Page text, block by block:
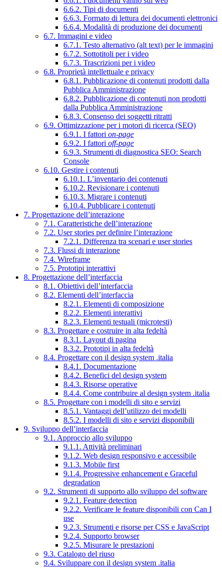
6.6.2. Tipi di documenti
6.6.3. Formato di lettura dei documenti elettronici
6.6.4. Modalità di produzione dei documenti
6.7. Immagini e video
6.7.1. Testo alternativo (alt text) per le immagini
6.7.2. Sottotitoli per i video
6.7.3. Trascrizioni per i video
6.8. Proprietà intellettuale e privacy
6.8.1. Pubblicazione di contenuti prodotti dalla
Pubblica Amministrazione
6.8.2. Pubblicazione di contenuti non prodotti
dalla Pubblica Amministrazione
6.8.3. Consenso dei soggetti ritratti
6.9. Ottimizzazione per i motori di ricerca (SEO)
6.9.1. I fattori on-page
6.9.2. I fattori off-page
6.9.3. Strumenti di diagnostica SEO: Search
Console
6.10. Gestire i contenuti
6.10.1. L’inventario dei contenuti
6.10.2. Revisionare i contenuti
6.10.3. Migrare i contenuti
6.10.4. Pubblicare i contenuti
7. Progettazione dell’interazione
7.1. Caratteristiche dell’interazione
7.2. User stories per definire l’interazione
7.2.1. Differenza tra scenari e user stories
7.3. Flussi di interazione
7.4. Wireframe
7.5. Prototipi interattivi
8. Progettazione dell’interfaccia
8.1. Obiettivi dell’interfaccia
8.2. Elementi dell’interfaccia
8.2.1. Elementi di composizione
8.2.2. Elementi interattivi
8.2.3. Elementi testuali (microtesti)
8.3. Progettare e costruire in alta fedeltà
8.3.1. Layout di pagina
8.3.2. Prototipi in alta fedeltà
8.4. Progettare con il design system .italia
8.4.1. Documentazione
8.4.2. Benefici del design system
8.4.3. Risorse operative
8.4.4. Come contribuire al design system .italia
8.5. Progettare con i modelli di sito e servizi
8.5.1. Vantaggi dell’utilizzo dei modelli
8.5.2. I modelli di sito e servizi disponibili
9. Sviluppo dell’interfaccia
9.1. Approccio allo sviluppo
9.1.1. Attività preliminari
9.1.2. Web design responsivo e accessibile
9.1.3. Mobile first
9.1.4. Progressive enhancement e Graceful
degradation
9.2. Strumenti di supporto allo sviluppo del software
9.2.1. Feature detection
9.2.2. Verificare le feature disponibili con Can I
use
9.2.3. Strumenti e risorse per CSS e JavaScript
9.2.4. Supporto browser
9.2.5. Misurare le prestazioni
9.3. Catalogo del riuso
9.4. Sviluppare con il design system .italia